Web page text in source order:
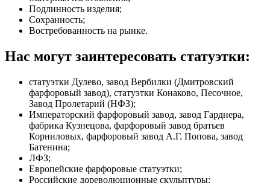
Подлинность изделия;
Сохранность;
Востребованность на рынке.
Нас могут заинтересовать статуэтки:
статуэтки Дулево, завод Вербилки (Дмитровский
фарфоровый завод), статуэтки Конаково, Песочное,
Завод Пролетарий (НФЗ);
Императорский фарфоровый завод, завод Гарднера,
фабрика Кузнецова, фарфоровый завод братьев
Корниловых, фарфоровый завод А.Г. Попова, завод
Батенина;
ЛФЗ;
Европейские фарфоровые статуэтки;
Российские дореволюционные скульптуры;